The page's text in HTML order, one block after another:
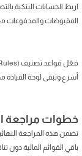
اربط الحسابات البنكية
المقبوضات والمدفوعات مع
أسرع وتبقى لوحة القيادة
خطوات مراجعة
تضمن هذه المراجعة
باقي القوائم المالية دون